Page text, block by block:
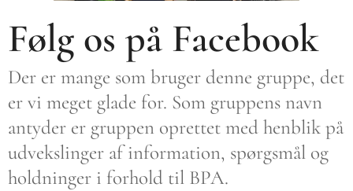
Følg os på Facebook
Der er mange som bruger denne gruppe, det
er vi meget glade for. Som gruppens navn
antyder er gruppen oprettet med henblik på
udvekslinger af information, spørgsmål og
holdninger i forhold til BPA.